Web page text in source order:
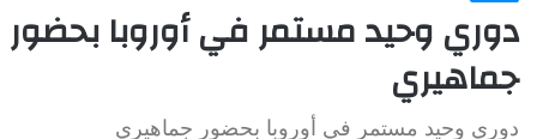
دوري وحيد مستمر في أوروبا بحضور
جماهيري
دوري وحيد مستمر في أوروبا بحضور جماهيري